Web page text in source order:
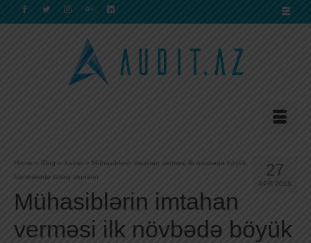
27
APR 2018
Home » Blog » Xəbər » Mühasiblərin imtahan verməsi ilk növbədə böyük
bizneslərdə tətbiq olunsun
Mühasiblərin imtahan
verməsi ilk növbədə böyük